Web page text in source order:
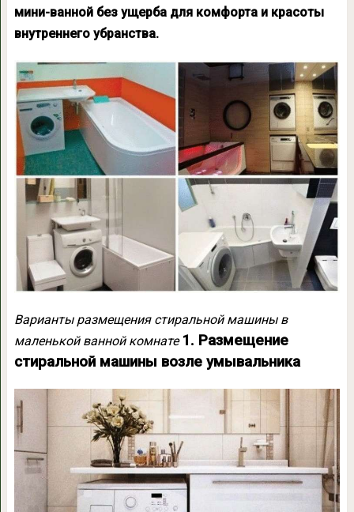
мини-ванной без ущерба для комфорта и красоты
внутреннего убранства.
Варианты размещения стиральной машины в
маленькой ванной комнате 1. Размещение
стиральной машины возле умывальника